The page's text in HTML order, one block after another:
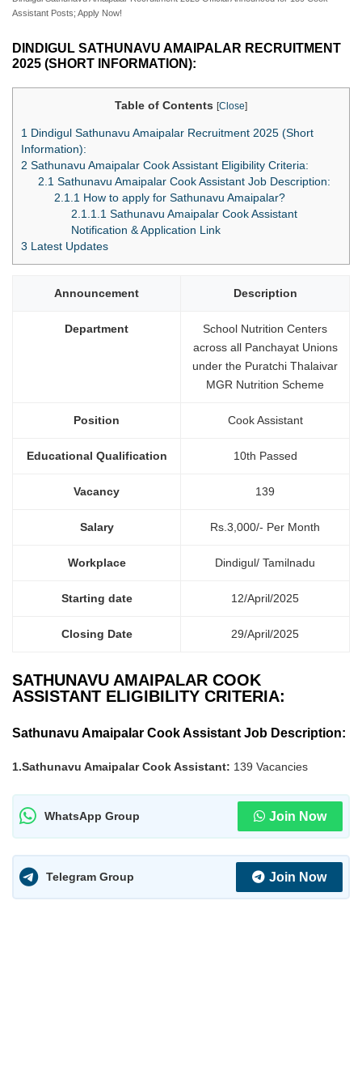
Assistant Posts; Apply Now!
DINDIGUL SATHUNAVU AMAIPALAR RECRUITMENT
2025 (SHORT INFORMATION):
Table of Contents [Close]
1 Dindigul Sathunavu Amaipalar Recruitment 2025 (Short
Information):
2 Sathunavu Amaipalar Cook Assistant Eligibility Criteria:
2.1Sathunavu Amaipalar Cook Assistant Job Description:
2.1.1 How to apply for Sathunavu Amaipalar?
2.1.1.1Sathunavu Amaipalar Cook Assistant
Notification & Application Link
3 Latest Updates
Announcement Description
Department
School Nutrition Centers
across all Panchayat Unions
under the Puratchi Thalaivar
MGR Nutrition Scheme
Position Cook Assistant
Educational Qualification 10th Passed
Vacancy 139
Salary Rs.3,000/- Per Month
Workplace Dindigul/ Tamilnadu
Starting date 12/April/2025
Closing Date 29/April/2025
SATHUNAVU AMAIPALAR COOK
ASSISTANT ELIGIBILITY CRITERIA:
Sathunavu Amaipalar Cook Assistant Job Description:
1.Sathunavu Amaipalar Cook Assistant: 139 Vacancies
WhatsApp Group Join Now
Telegram Group Join Now